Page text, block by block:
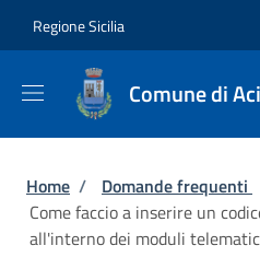
Regione Sicilia
Comune di
Briciole di pane
Home / Domande frequenti
Come faccio a inserire un
all'interno dei moduli